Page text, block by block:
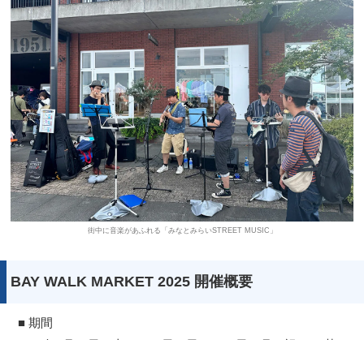
街中に音楽があふれる「みなとみらいSTREET MUSIC」
BAY WALK MARKET 2025 開催概要
■ 期間